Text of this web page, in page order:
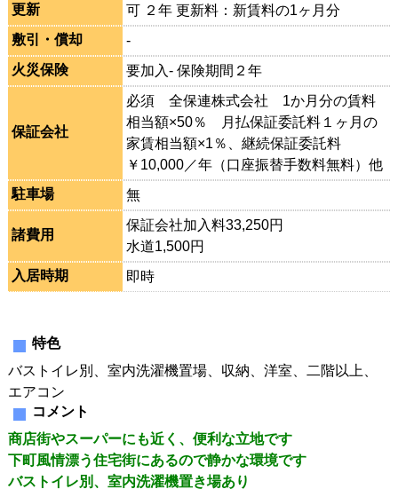
更新
可 ２年 更新料：新賃料の1ヶ月分
敷引・償却
-
火災保険
要加入- 保険期間２年
保証会社
必須 全保連株式会社 1か月分の賃料
相当額×50％ 月払保証委託料１ヶ月の
家賃相当額×1％、継続保証委託料
￥10,000／年（口座振替手数料無料）他
駐車場
無
諸費用
保証会社加入料33,250円
水道1,500円
入居時期
即時
特色
バストイレ別、室内洗濯機置場、収納、洋室、二階以上、
エアコン
コメント
商店街やスーパーにも近く、便利な立地です
下町風情漂う住宅街にあるので静かな環境です
バストイレ別、室内洗濯機置き場あり